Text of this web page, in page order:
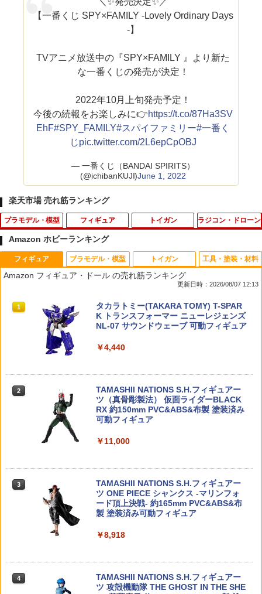
【一番くじ SPY×FAMILY -Lovely Ordinary Days
-】
TVアニメ放送中の『SPY×FAMILY 』より新た
な一番くじの発売が決定！
2022年10月上旬発売予定！
今後の続報をお楽しみに👉https://t.co/87Ha3SV
EhF#SPY_FAMILY#スパイファミリー#一番く
じpic.twitter.com/2L6epCpOBJ
— 一番くじ（BANDAI SPIRITS）
(@ichibanKUJI)June 1, 2022
楽天市場 売れ筋ランキング
プラモデル・模型
1
アオシマ 1/32 楽プラ スナップキット N
o.13-WT トヨタ スープラ 2019(ホワイ
トメタリック)【00322】 プラモデル
￥1,930
ザ☆モデルカー 1/24 ニッサン P430 セ
￥1,940
T （カジュアルターコイズ）【EM01-C
アオシマ 青島文化教材社 1/32 楽プラ ス
ゲン ビートル(リードグリーン) 色分け済
フィギュア
1
タカラトミー TAKARA TOMY トイ・ス
トーリー4 英語と日本語! おしゃべりフ
レンズ ウッディ バズ・ライトイヤー ハ
￥2,480
倫太郎 フィギュア
￥9,350
￥9,900
超合金魂 GX-105 マジンガーZ 革進 -KA
トイガン
1
送料無料 ベルトポーチ ミリタリーポー
チ メンズ スマホポーチ ウエストポーチ
サバイバルゲーム サバゲ— カモフラ 迷
￥650
￥412
東京マルイ エアー ボルトアクション マ
￥1,154
g スペリオール 500発入り オプション
暑対策 熱中症対策 節約
ラジコン・ドローン
1
22066 【TAMIYA/タミヤ】 RCオプショ
ンパーツ OP.2066 TT-02 TYPE-SRX ア
ルミプロペラジョイント
￥847
53880 【TAMIYA/タミヤ】RCオプショ
￥424
ンパーツ OP471 ミディアムナロー5本ス
53341 【TAMIYA/タミヤ】 RCオプショ
ホイール (強化タイプ)
￥424
Amazon ホビーランキング
フィギュア
Amazon フィギュア・ドール の売れ筋ランキング
更新日時：2026/08/07 12:13
1
タカラトミー(TAKARA TOMY) T-SPAR
K トランスフォーマー ニューレジェンズ
NL-07 サウンドウェーブ 可動フィギュア
￥4,440
2
TAMASHII NATIONS S.H.フィギュアー
ツ（真骨彫製法） 仮面ライダーBLACK
RX 約150mm PVC&ABS&布製 塗装済み
可動フィギュア
￥11,000
3
TAMASHII NATIONS S.H.フィギュアー
ツ ONE PIECE シャンクス -マリンフォ
ード頂上決戦- 約165mm PVC&ABS&布
製 塗装済み可動フィギュア
￥8,918
4
TAMASHII NATIONS S.H.フィギュアー
ツ 攻殻機動隊 THE GHOST IN THE SHE
プラモデル・模型 トイガン 工具・塗装・材料